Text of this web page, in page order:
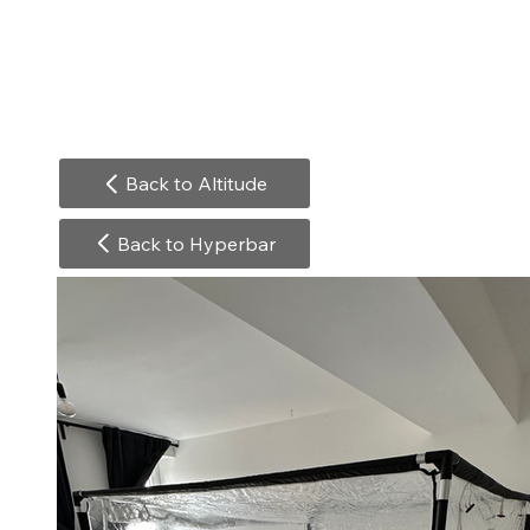
Back to Altitude
Back to Hyperbar